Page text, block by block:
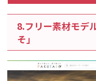
8.フリー素材モデ
そ」